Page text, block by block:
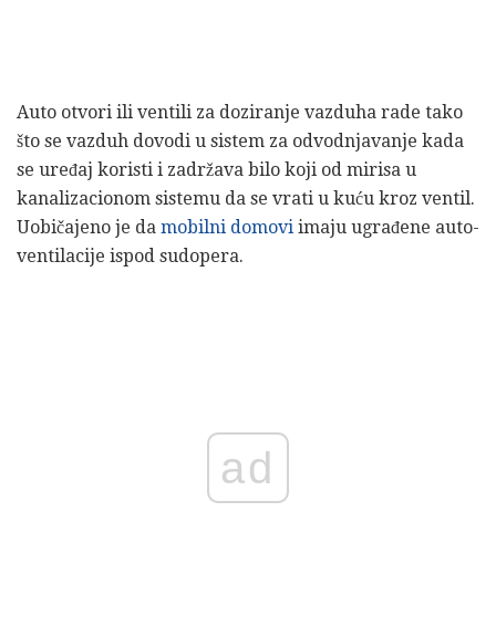
Auto otvori ili ventili za doziranje vazduha rade tako
što se vazduh dovodi u sistem za odvodnjavanje kada
se uređaj koristi i zadržava bilo koji od mirisa u
kanalizacionom sistemu da se vrati u kuću kroz ventil.
Uobičajeno je da mobilni domovi imaju ugrađene auto-
ventilacije ispod sudopera.
ad